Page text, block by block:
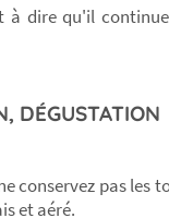
à dire qu'il
DÉGUSTATION
conservez pas les
et aéré.